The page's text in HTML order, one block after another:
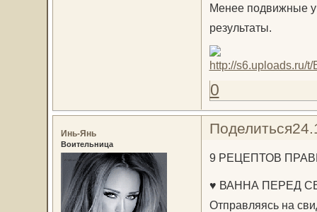
Менее подвижные
результаты.
0
Поделиться
Инь-Янь
Воительница
9 РЕЦЕПТОВ
♥ ВАННА ПЕРЕД
Отправляясь на